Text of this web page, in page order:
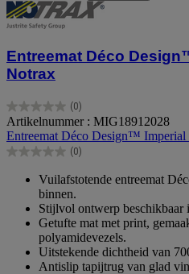
Entreemat Déco
Notrax
(0)
0.0
van
de
5
Artikelnummer : MIG18912028
Entreemat Déco Design™ Imperial
(0)
0.0
sterren.
Vuilafstotende entreemat
binnen.
Stijlvol ontwerp beschikbaar
Getufte mat met print,
polyamidevezels.
Uitstekende dichtheid van
Antislip tapijtrug van glad